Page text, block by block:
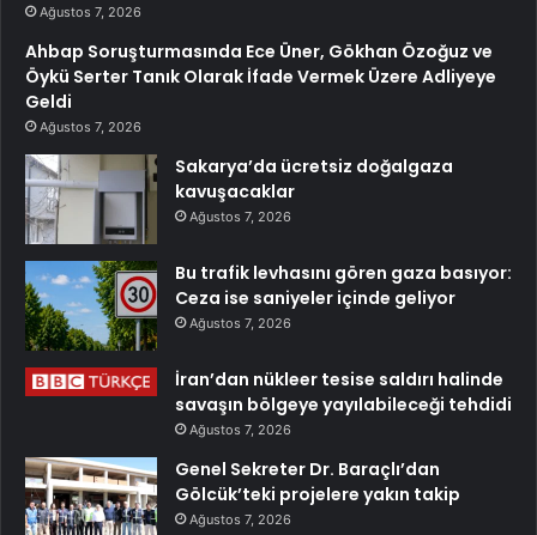
Ağustos 7, 2026
Ahbap Soruşturmasında Ece Üner, Gökhan Özoğuz ve
Öykü Serter Tanık Olarak İfade Vermek Üzere Adliyeye
Geldi
Ağustos 7, 2026
Sakarya’da ücretsiz doğalgaza
kavuşacaklar
Ağustos 7, 2026
Bu trafik levhasını gören gaza basıyor:
Ceza ise saniyeler içinde geliyor
Ağustos 7, 2026
İran’dan nükleer tesise saldırı halinde
savaşın bölgeye yayılabileceği tehdidi
Ağustos 7, 2026
Genel Sekreter Dr. Baraçlı’dan
Gölcük’teki projelere yakın takip
Ağustos 7, 2026